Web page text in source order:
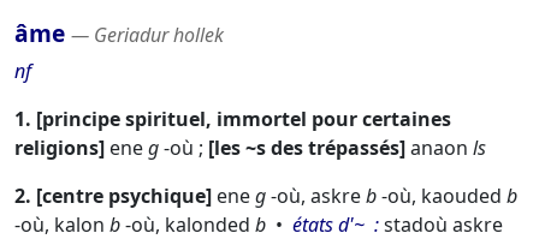
âme ― Geriadur hollek
nf
1. principe spirituel, immortel pour certaines
religions eneg-où ; les ~s des trépassés anaon ls
2. centre psychique eneg-où, askreb-où, kaouded b
-où, kalon b-où, kalonded b états d'~
stadoù askre